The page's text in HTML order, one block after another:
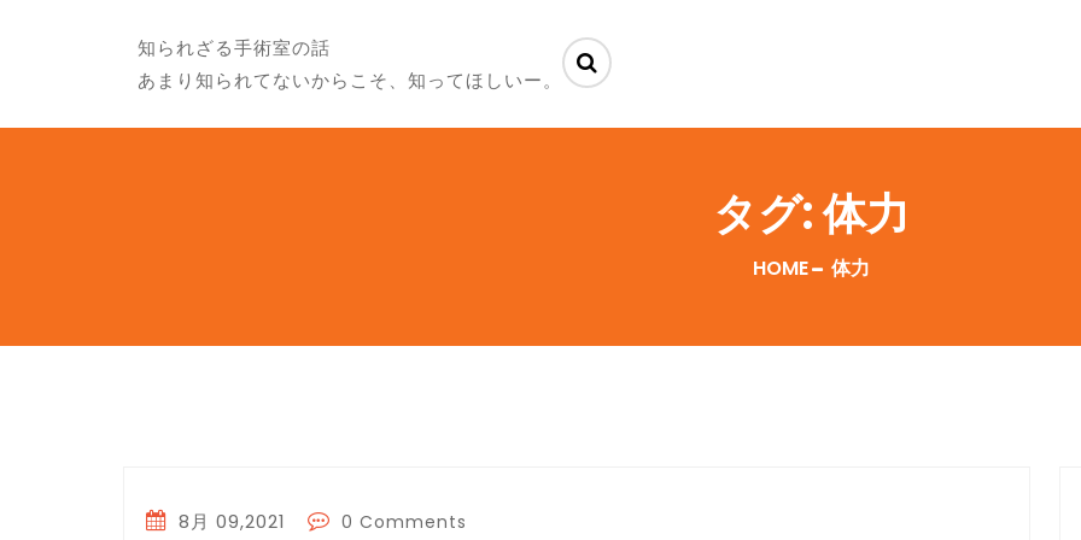
知られざる手術室の話
あまり知られてないからこそ、知ってほしいー。
タグ:体力
HOME 体力
8月 09,2021 0 Comments